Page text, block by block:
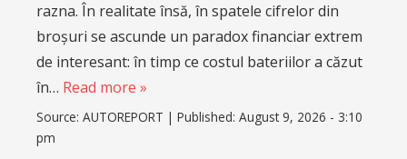
razna. În realitate însă, în spatele cifrelor din
broșuri se ascunde un paradox financiar extrem
de interesant: în timp ce costul bateriilor a căzut
în… Read more »
Source: AUTOREPORT | Published: August 9, 2026 - 3:10
pm